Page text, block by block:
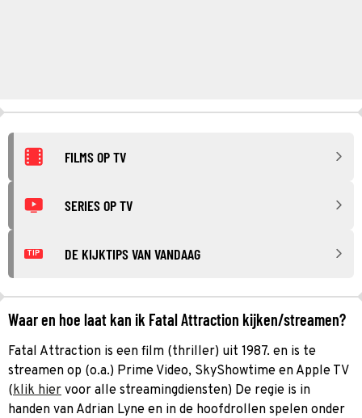
FILMS OP TV
SERIES OP TV
TIP DE KIJKTIPS VAN VANDAAG
Waar en hoe laat kan ik Fatal Attraction kijken/streamen?
Fatal Attraction is een film (thriller) uit 1987. en is te
streamen op (o.a.) Prime Video, SkyShowtime en Apple TV
(klik hier voor alle streamingdiensten) De regie is in
handen van Adrian Lyne en in de hoofdrollen spelen onder